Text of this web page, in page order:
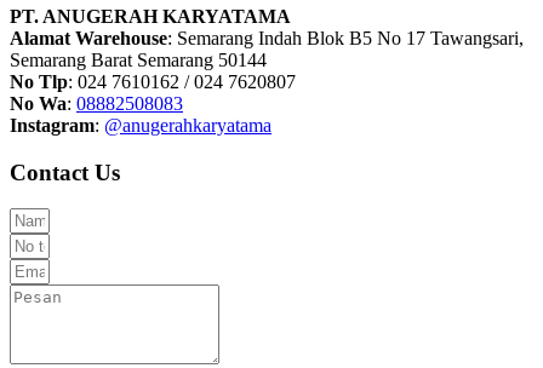
PT. ANUGERAH KARYATAMA
Alamat Warehouse: Semarang Indah Blok B5 No 17 Tawangsari,
Semarang Barat Semarang 50144
No Tlp: 024 7610162 / 024 7620807
No Wa: 08882508083
Instagram: @anugerahkaryatama
Contact Us